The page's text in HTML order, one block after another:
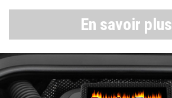
En savoir plus